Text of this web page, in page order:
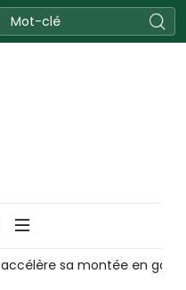
accélère sa montée en